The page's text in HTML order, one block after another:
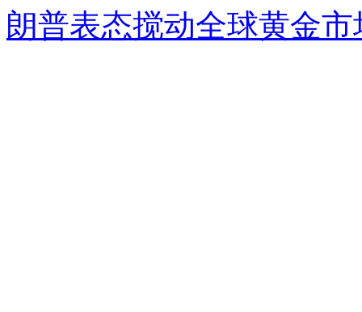
朗普表态搅动全球黄金市